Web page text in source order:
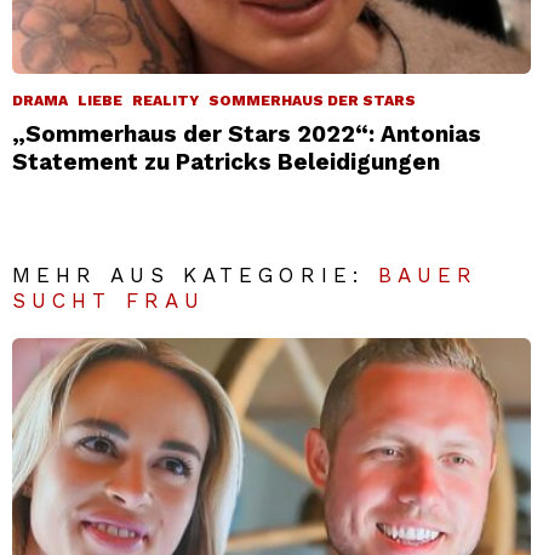
DRAMA LIEBE REALITY SOMMERHAUS DER STARS
„Sommerhaus der Stars 2022“: Antonias
Statement zu Patricks Beleidigungen
MEHR AUS KATEGORIE: BAUER
SUCHT FRAU